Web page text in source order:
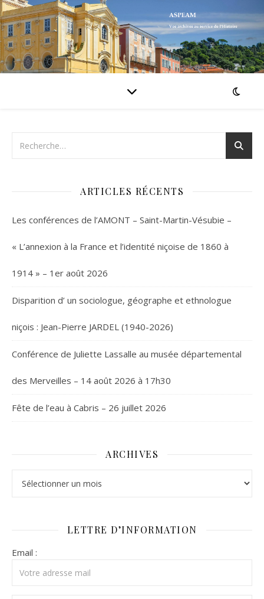
ARTICLES RÉCENTS
Les conférences de l’AMONT – Saint-Martin-Vésubie –
« L’annexion à la France et l’identité niçoise de 1860 à
1914 » – 1er août 2026
Disparition d’ un sociologue, géographe et ethnologue
niçois : Jean-Pierre JARDEL (1940-2026)
Conférence de Juliette Lassalle au musée départemental
des Merveilles – 14 août 2026 à 17h30
Fête de l’eau à Cabris – 26 juillet 2026
ARCHIVES
LETTRE D’INFORMATION
Email :